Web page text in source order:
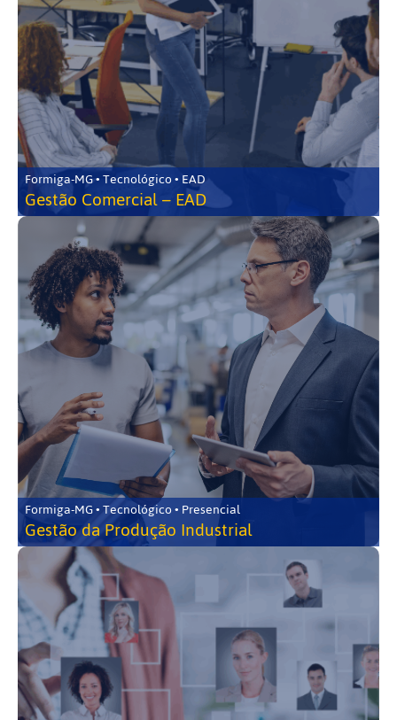
Formiga-MG • Tecnológico • EAD
Gestão Comercial – EAD
Formiga-MG • Tecnológico • Presencial
Gestão da Produção Industrial